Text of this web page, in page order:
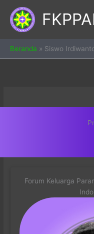
content
Beranda » Siswo
Forum Keluarga